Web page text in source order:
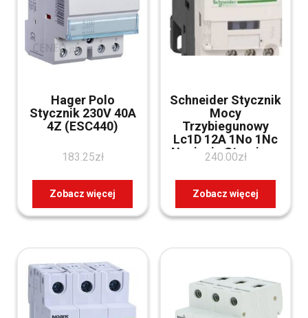
Hager Polo
Stycznik 230V 40A
4Z (ESC440)
183.25zł
Zobacz więcej
Schneider Stycznik
Mocy
Trzybiegunowy
Lc1D 12A 1No 1Nc
Napięcie Sterujące
48Vac Lc1D12E7
240.00zł
Zobacz więcej